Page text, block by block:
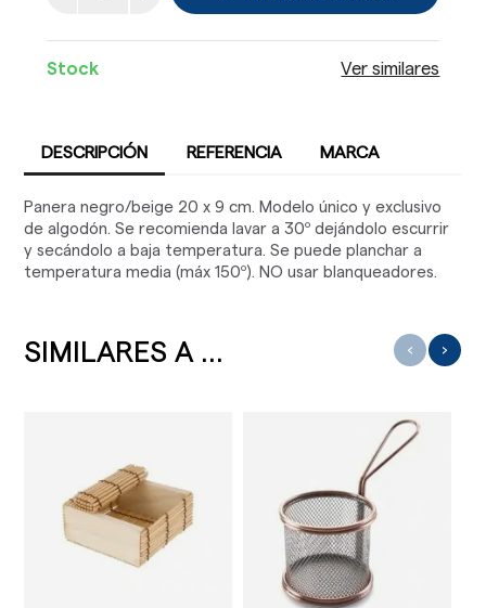
Stock Ver similares
DESCRIPCIÓN REFERENCIA MARCA
Panera negro/beige 20 x 9 cm. Modelo único y exclusivo
de algodón. Se recomienda lavar a 30º dejándolo escurrir
y secándolo a baja temperatura. Se puede planchar a
temperatura media (máx 150º). NO usar blanqueadores.
SIMILARES A ... ‹ ›